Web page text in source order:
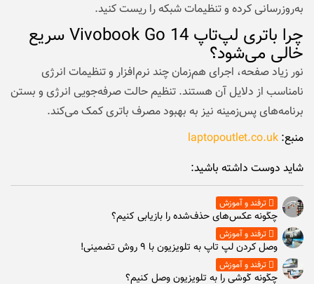
به‌روزرسانی کرده و تنظیمات شبکه را ریست کنید.
چرا باتری لپ‌تاپ Vivobook Go 14 سریع
خالی می‌شود؟
نور زیاد صفحه، اجرای هم‌زمان چند نرم‌افزار و تنظیمات انرژی
نامناسب از دلایل آن هستند. تنظیم حالت صرفه‌جویی انرژی و بستن
برنامه‌های پس‌زمینه نیز به بهبود مصرف باتری کمک می‌کند.
منبع: laptopoutlet.co.uk
شاید دوست داشته باشید:
ترفند و آموزش
چگونه عکس‌های حذف‌شده را بازیابی کنیم؟
ترفند و آموزش
وصل كردن لپ تاپ به تلويزيون با ۹ روش تضمینی!
ترفند و آموزش
چگونه گوشی را به تلویزیون وصل کنیم؟